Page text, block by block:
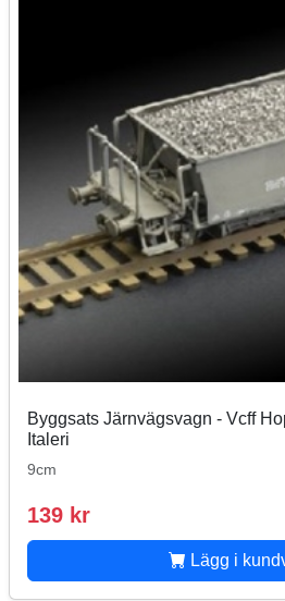
Byggsats Järnvägsvagn - Vcff
Italeri
9cm
139 kr
Lägg i